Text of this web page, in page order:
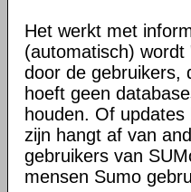
Het werkt met
(automatisch) wordt
door de gebruikers,
hoeft geen
houden. Of updates
zijn hangt af van
gebruikers van
mensen Sumo